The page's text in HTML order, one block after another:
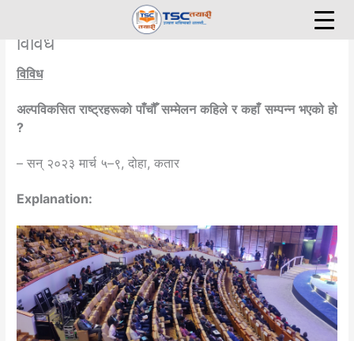
content
विविध
विविध
अल्पविकसित राष्ट्रहरूको पाँचौँ सम्मेलन कहिले र कहाँ सम्पन्न भएको हो
?
– सन् २०२३ मार्च ५–९, दोहा, कतार
Explanation: